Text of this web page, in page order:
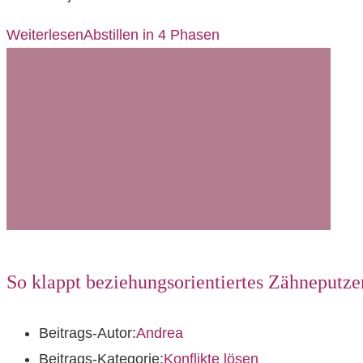
WeiterlesenAbstillen in 4 Phasen
So klappt beziehungsorientiertes
Beitrags-Autor:Andrea
Beitrags-Kategorie:Konflikte lösen